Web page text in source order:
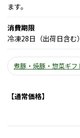
ます。
消費期限
冷凍28日（出荷日含む）
煮豚・焼豚・惣菜ギ
【通常価格】